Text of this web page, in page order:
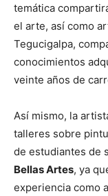
temática
el arte, así como
Tegucigalpa,
conocimientos
veinte años de
Así mismo, la
talleres sobre
de estudiantes de
Bellas Artes, ya
experiencia como